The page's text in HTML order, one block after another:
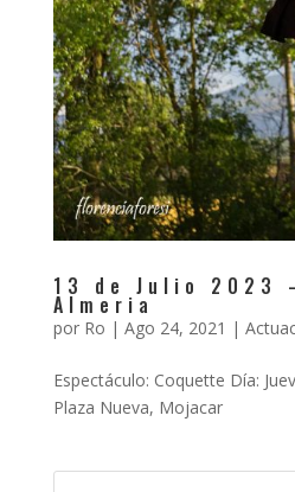
13 de Julio 2023
Almeria
por Ro | Ago 24, 2021 |
Espectáculo: Coquette Día:
Plaza Nueva, Mojacar